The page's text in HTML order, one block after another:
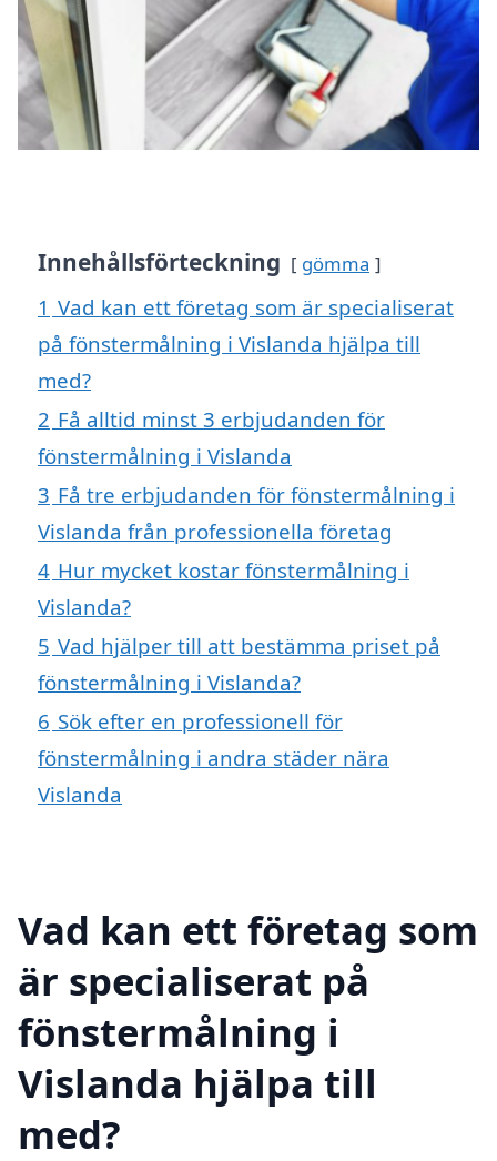
Innehållsförteckning gömma
1 Vad kan ett företag som är specialiserat
på fönstermålning i Vislanda hjälpa till
med?
2 Få alltid minst 3 erbjudanden för
fönstermålning i Vislanda
3 Få tre erbjudanden för fönstermålning i
Vislanda från professionella företag
4 Hur mycket kostar fönstermålning i
Vislanda?
5 Vad hjälper till att bestämma priset på
fönstermålning i Vislanda?
6 Sök efter en professionell för
fönstermålning i andra städer nära
Vislanda
Vad kan ett företag som
är specialiserat på
fönstermålning i
Vislanda hjälpa till
med?